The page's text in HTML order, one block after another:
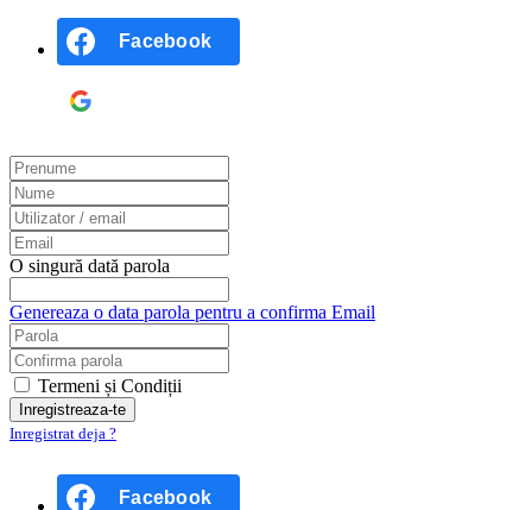
Facebook
O singură dată parola
Genereaza o data parola pentru a confirma Email
Termeni și Condiții
Inregistrat deja ?
Facebook